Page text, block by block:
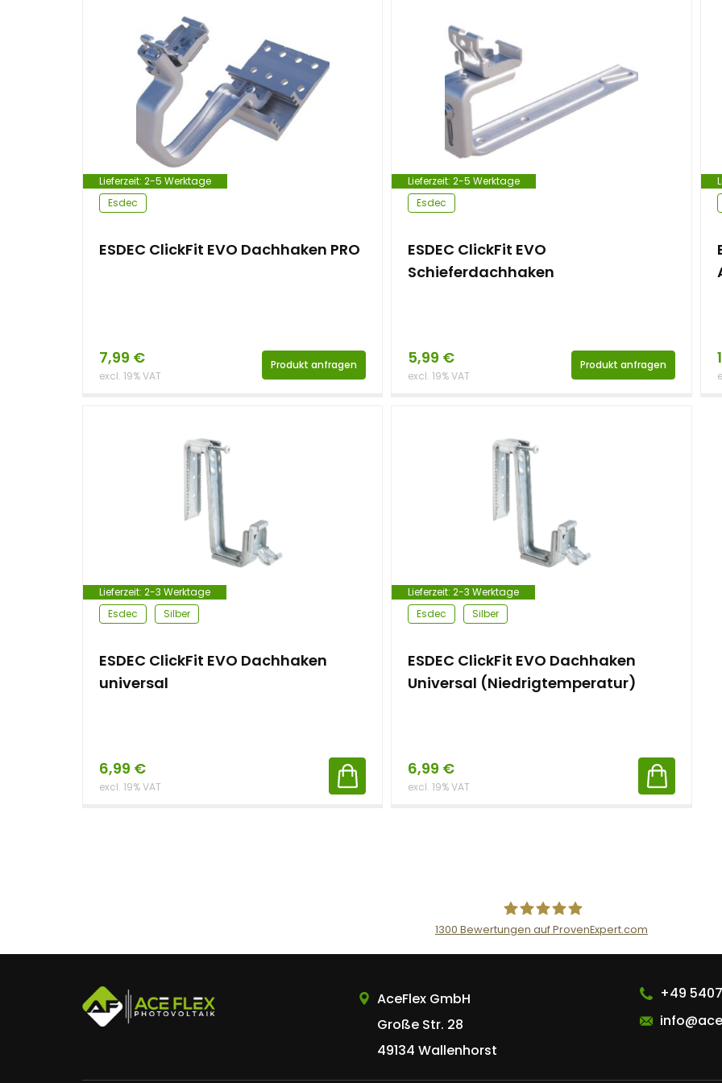
Lieferzeit: 2-5 Werktage
Esdec
ESDEC ClickFit EVO Dachhaken PRO
7,99 €
excl. 19% VAT
Produkt anfragen
Lieferzeit:2-5 Werktage
Esdec
ESDEC ClickFit EVO
Schieferdachhaken
5,99 €
excl. 19% VAT
Produkt anfragen
Lieferzeit: 2-3 Werktage
Esdec
Silber
ESDEC ClickFit EVO Dachhaken
universal
6,99 €
excl. 19% VAT
Lieferzeit:2-3 Werktage
Esdec
Silber
ESDEC ClickFit EVO Dachhaken
Universal (Niedrigtemperatur)
6,99 €
excl. 19% VAT
AceFlex GmbH
1300 Bewertungen auf ProvenExpert.com
AceFlex GmbH
Große Str. 28
49134 Wallenhorst
+49